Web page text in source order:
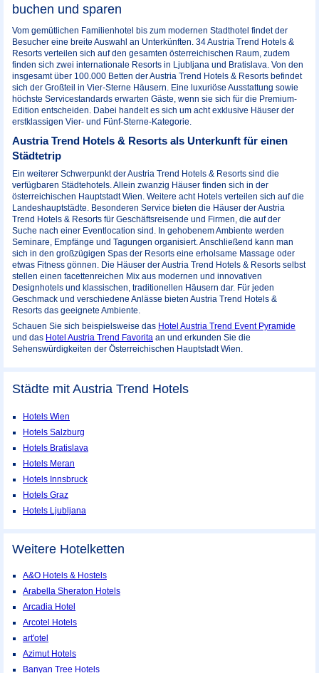
buchen und sparen
Vom gemütlichen Familienhotel bis zum modernen Stadthotel findet der
Besucher eine breite Auswahl an Unterkünften. 34 Austria Trend Hotels &
Resorts verteilen sich auf den gesamten österreichischen Raum, zudem
finden sich zwei internationale Resorts in Ljubljana und Bratislava. Von den
insgesamt über 100.000 Betten der Austria Trend Hotels & Resorts befindet
sich der Großteil in Vier-Sterne Häusern. Eine luxuriöse Ausstattung sowie
höchste Servicestandards erwarten Gäste, wenn sie sich für die Premium-
Edition entscheiden. Dabei handelt es sich um acht exklusive Häuser der
erstklassigen Vier- und Fünf-Sterne-Kategorie.
Austria Trend Hotels & Resorts als Unterkunft für einen
Städtetrip
Ein weiterer Schwerpunkt der Austria Trend Hotels & Resorts sind die
verfügbaren Städtehotels. Allein zwanzig Häuser finden sich in der
österreichischen Hauptstadt Wien. Weitere acht Hotels verteilen sich auf die
Landeshauptstädte. Besonderen Service bieten die Häuser der Austria
Trend Hotels & Resorts für Geschäftsreisende und Firmen, die auf der
Suche nach einer Eventlocation sind. In gehobenem Ambiente werden
Seminare, Empfänge und Tagungen organisiert. Anschließend kann man
sich in den großzügigen Spas der Resorts eine erholsame Massage oder
etwas Fitness gönnen. Die Häuser der Austria Trend Hotels & Resorts selbst
stellen einen facettenreichen Mix aus modernen und innovativen
Designhotels und klassischen, traditionellen Häusern dar. Für jeden
Geschmack und verschiedene Anlässe bieten Austria Trend Hotels &
Resorts das geeignete Ambiente.
Schauen Sie sich beispielsweise das Hotel Austria Trend Event Pyramide
und das Hotel Austria Trend Favorita an und erkunden Sie die
Sehenswürdigkeiten der Österreichischen Hauptstadt Wien.
Städte mit Austria Trend Hotels
Hotels Wien
Hotels Salzburg
Hotels Bratislava
Hotels Meran
Hotels Innsbruck
Hotels Graz
Hotels Ljubljana
Weitere Hotelketten
A&O Hotels & Hostels
Arabella Sheraton Hotels
Arcadia Hotel
Arcotel Hotels
art'otel
Azimut Hotels
Banyan Tree Hotels